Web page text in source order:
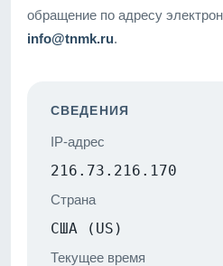
обращение по адресу
info@tnmk.ru.
СВЕДЕНИЯ
IP-адрес
216.73.216.170
Страна
США (US)
Текущее время